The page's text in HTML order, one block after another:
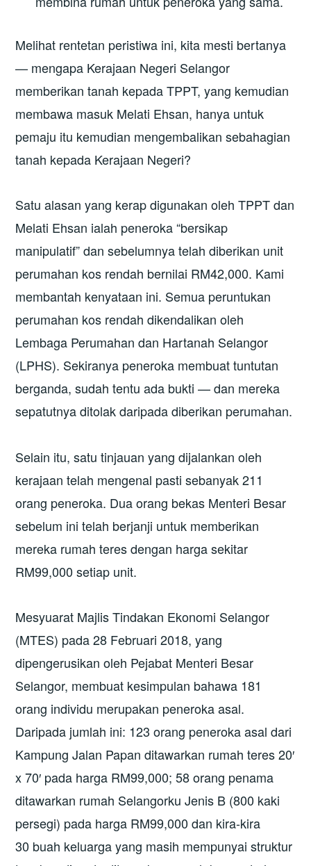
Melihat rentetan peristiwa ini, kita mesti bertanya
— mengapa Kerajaan Negeri Selangor
memberikan tanah kepada TPPT, yang kemudian
membawa masuk Melati Ehsan, hanya untuk
pemaju itu kemudian mengembalikan sebahagian
tanah kepada Kerajaan Negeri?
Satu alasan yang kerap digunakan oleh TPPT dan
Melati Ehsan ialah peneroka “bersikap
manipulatif” dan sebelumnya telah diberikan unit
perumahan kos rendah bernilai RM42,000. Kami
membantah kenyataan ini. Semua peruntukan
perumahan kos rendah dikendalikan oleh
Lembaga Perumahan dan Hartanah Selangor
(LPHS). Sekiranya peneroka membuat tuntutan
berganda, sudah tentu ada bukti — dan mereka
sepatutnya ditolak daripada diberikan perumahan.
Selain itu, satu tinjauan yang dijalankan oleh
kerajaan telah mengenal pasti sebanyak 211
orang peneroka. Dua orang bekas Menteri Besar
sebelum ini telah berjanji untuk memberikan
mereka rumah teres dengan harga sekitar
RM99,000 setiap unit.
Mesyuarat Majlis Tindakan Ekonomi Selangor
(MTES) pada 28 Februari 2018, yang
dipengerusikan oleh Pejabat Menteri Besar
Selangor, membuat kesimpulan bahawa 181
orang individu merupakan peneroka asal.
Daripada jumlah ini: 123 orang peneroka asal dari
Kampung Jalan Papan ditawarkan rumah teres 20′
x 70′ pada harga RM99,000; 58 orang penama
ditawarkan rumah Selangorku Jenis B (800 kaki
persegi) pada harga RM99,000 dan kira-kira
30 buah keluarga yang masih mempunyai struktur